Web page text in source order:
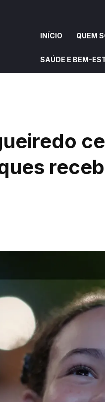
INÍCIO QUEM
SAÚDE E BEM-